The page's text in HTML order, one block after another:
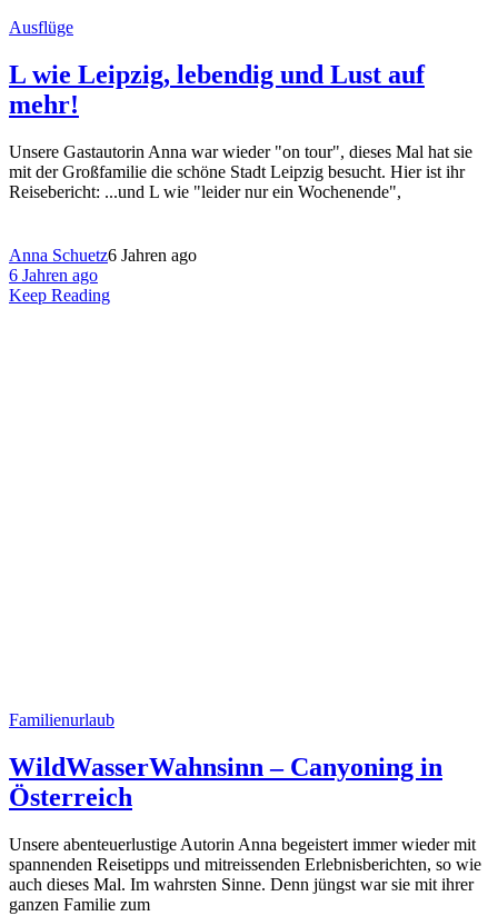
Ausflüge
L wie Leipzig, lebendig und Lust auf
mehr!
Unsere Gastautorin Anna war wieder "on tour", dieses Mal hat sie
mit der Großfamilie die schöne Stadt Leipzig besucht. Hier ist ihr
Reisebericht: ...und L wie "leider nur ein Wochenende",
Anna Schuetz6 Jahren ago
6 Jahren ago
Keep Reading
Familienurlaub
WildWasserWahnsinn – Canyoning in
Österreich
Unsere abenteuerlustige Autorin Anna begeistert immer wieder mit
spannenden Reisetipps und mitreissenden Erlebnisberichten, so wie
auch dieses Mal. Im wahrsten Sinne. Denn jüngst war sie mit ihrer
ganzen Familie zum